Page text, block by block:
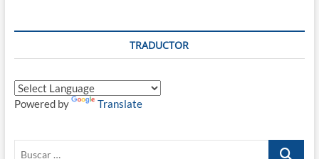
TRADUCTOR
Powered by Translate
Buscar